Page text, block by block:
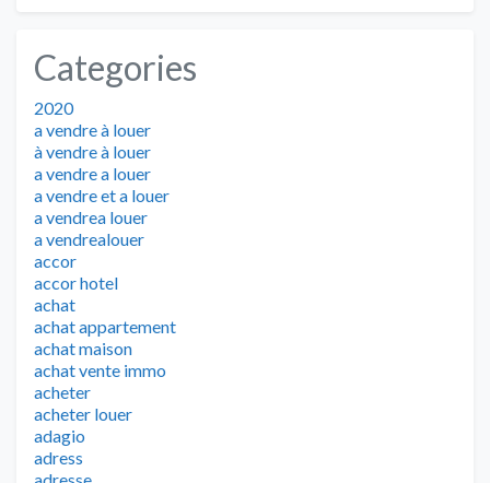
Categories
2020
a vendre à louer
à vendre à louer
a vendre a louer
a vendre et a louer
a vendrea louer
a vendrealouer
accor
accor hotel
achat
achat appartement
achat maison
achat vente immo
acheter
acheter louer
adagio
adress